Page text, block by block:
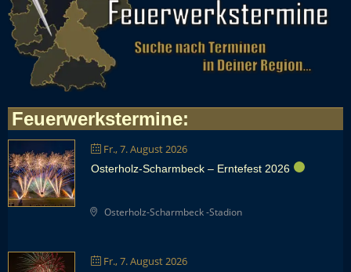
Feuerwerkstermine:
Fr., 7. August 2026
Osterholz-Scharmbeck – Erntefest 2026
Osterholz-Scharmbeck -Stadion
Fr., 7. August 2026